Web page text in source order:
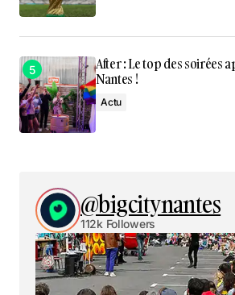
After : Le top des soirées
Nantes !
Actu
@bigcitynantes
112k Followers